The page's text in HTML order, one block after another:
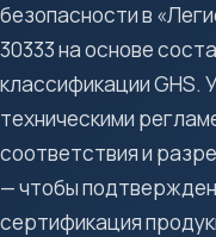
безопасности в
30333 на основе
классификации GHS.
техническими
соответствия и
— чтобы
сертификация